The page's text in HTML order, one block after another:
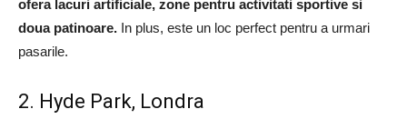
ofera lacuri artificiale, zone pentru activitati sportive si
doua patinoare. In plus, este un loc perfect pentru a urmari
pasarile.
2. Hyde Park, Londra